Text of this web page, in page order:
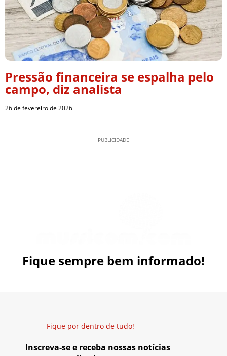
Pressão financeira se espalha pelo
campo, diz analista
26 de fevereiro de 2026
PUBLICIDADE
Fique sempre bem informado!
Fique por dentro de tudo!
Inscreva-se e receba nossas notícias